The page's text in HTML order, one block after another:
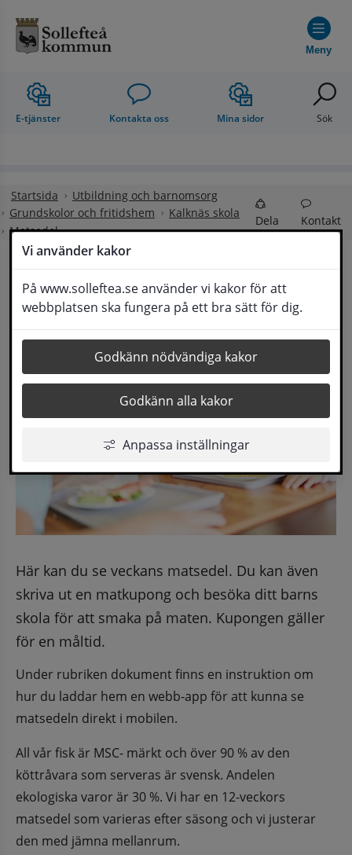
Vi använder kakor
På www.solleftea.se använder vi kakor för att
webbplatsen ska fungera på ett bra sätt för dig.
Godkänn nödvändiga kakor
Godkänn alla kakor
Anpassa inställningar
Meny
E-tjänster Kontakta oss Mina sidor Sök
Startsida
Utbildning och barnomsorg
Grundskolor och fritidshem
Kalknäs skola
Matsedel
Dela Kontakt
Matsedel och
matkupong för skola och förskola
Här kan du se veckans matsedel. Du kan även
skriva ut en matkupong och besöka ditt barns
skola för att smaka på maten. Kupongen gäller
för en måltid.
Under rubriken dokument finns en instruktion om
hur du laddar hem en webb-app för att kunna se
matsedeln direkt i mobilen.
All vår fisk är MSC- märkt och över 90 % av den
köttråvara som serveras är svensk. Andelen
ekologiska varor är 30 %. Vi har en 12-veckors
matsedel som varieras efter säsong och vi justerar
den med jämna mellanrum.